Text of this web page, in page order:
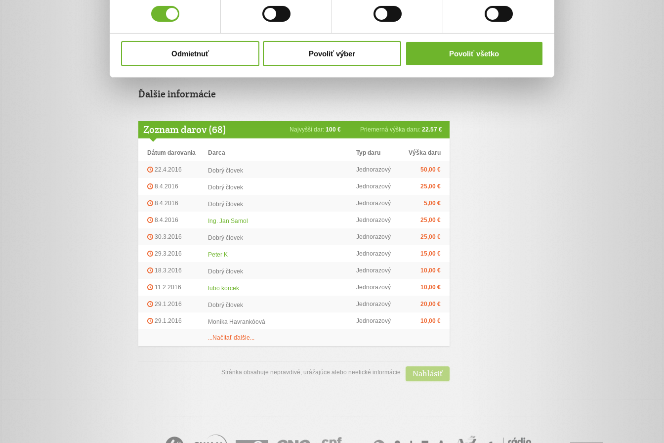
Odmietnuť Povoliť výber Povoliť všetko
Ďakujem Vám zo sdrca !!!
2. feb 2016
Ďalšie informácie
Zoznam darov (68) Najvyšší dar: 100 € Priemerná výška daru: 22.57 €
Dátum darovania Darca Typ daru Výška daru
22.4.2016 Dobrý človek Jednorazový 50,00 €
8.4.2016 Dobrý človek Jednorazový 25,00 €
8.4.2016 Dobrý človek Jednorazový 5,00 €
8.4.2016 Ing. Jan Samol Jednorazový 25,00 €
30.3.2016 Dobrý človek Jednorazový 25,00 €
29.3.2016 Peter K Jednorazový 15,00 €
18.3.2016 Dobrý človek Jednorazový 10,00 €
11.2.2016 lubo korcek Jednorazový 10,00 €
29.1.2016 Dobrý človek Jednorazový 20,00 €
29.1.2016 Monika Havrankóová Jednorazový 10,00 €
...Načítať ďalšie...
Nahlásiť
Stránka obsahuje nepravdivé, urážajúce alebo neetické informácie